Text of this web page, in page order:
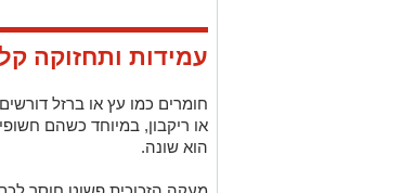
עמידות ותחזוקה
חומרים כמו עץ או ברזל
או ריקבון, במיוחד כשהם
הוא שונה.